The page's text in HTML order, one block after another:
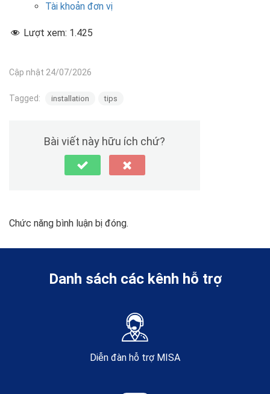
Tài khoản đơn vị
Lượt xem: 1.425
Cập nhật 24/07/2026
Tagged: installation tips
Bài viết này hữu ích chứ?
Chức năng bình luận bị đóng.
Danh sách các kênh hỗ trợ
Diễn đàn hỗ trợ MISA